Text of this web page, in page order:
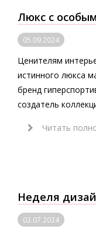
Люкс с
05.09.2024
Ценителям
истинного люкса
бренд
создатель
Читать
Неделя
02.07.2024